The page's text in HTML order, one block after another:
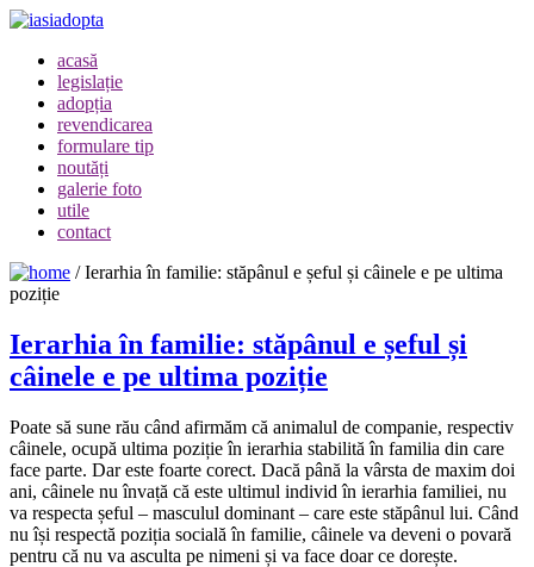
acasă
legislație
adopția
revendicarea
formulare tip
noutăți
galerie foto
utile
contact
/Ierarhia în familie: stăpânul e șeful și câinele e pe ultima
poziție
Ierarhia în familie: stăpânul e șeful și
câinele e pe ultima poziție
Poate să sune rău când afirmăm că animalul de companie, respectiv
câinele, ocupă ultima poziție în ierarhia stabilită în familia din care
face parte. Dar este foarte corect. Dacă până la vârsta de maxim doi
ani, câinele nu învață că este ultimul individ în ierarhia familiei, nu
va respecta șeful – masculul dominant – care este stăpânul lui. Când
nu își respectă poziția socială în familie, câinele va deveni o povară
pentru că nu va asculta pe nimeni și va face doar ce dorește.